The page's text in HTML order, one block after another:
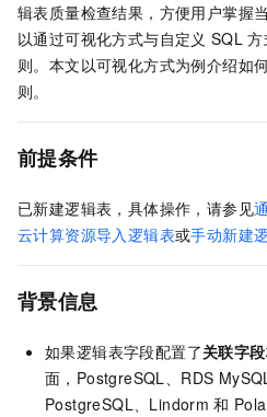
辑表质量检查结果，方便用户掌握
以通过可视化方式与自定义 SQL
则。本文以可视化方式为例介绍如
则。
前提条件
已新建逻辑表，具体操作，请参见
云计算资源导入逻辑表或手动新建
背景信息
如果逻辑表字段配置了关联字
面，PostgreSQL、RDS
PostgreSQL、Lindorm 和